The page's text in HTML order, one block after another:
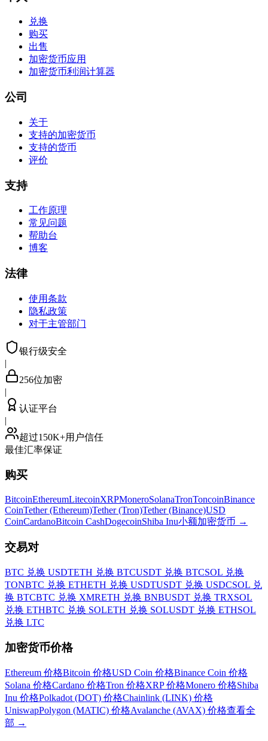
兑换
购买
出售
加密货币应用
加密货币利润计算器
公司
关于
支持的加密货币
支持的货币
评价
支持
工作原理
常见问题
帮助台
博客
法律
使用条款
隐私政策
对于主管部门
银行级安全
|
256位加密
|
认证平台
|
超过150K+用户信任
最佳汇率保证
购买
BitcoinEthereumLitecoinXRPMoneroSolanaTronToncoinBinance
CoinTether (Ethereum)Tether (Tron)Tether (Binance)USD
CoinCardanoBitcoin CashDogecoinShiba Inu小额加密货币 →
交易对
BTC 兑换 USDTETH 兑换 BTCUSDT 兑换 BTCSOL 兑换
TONBTC 兑换 ETHETH 兑换 USDTUSDT 兑换 USDCSOL 兑
换 BTCBTC 兑换 XMRETH 兑换 BNBUSDT 兑换 TRXSOL
兑换 ETHBTC 兑换 SOLETH 兑换 SOLUSDT 兑换 ETHSOL
兑换 LTC
加密货币价格
Ethereum 价格Bitcoin 价格USD Coin 价格Binance Coin 价格
Solana 价格Cardano 价格Tron 价格XRP 价格Monero 价格Shiba
Inu 价格Polkadot (DOT) 价格Chainlink (LINK) 价格
UniswapPolygon (MATIC) 价格Avalanche (AVAX) 价格查看全
部 →